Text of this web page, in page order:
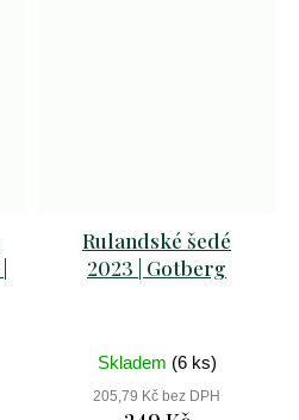
Rulandské šedé
2023 | Gotberg
Skladem (6 ks)
205,79 Kč bez DPH